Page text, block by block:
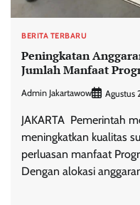
BERITA TERBARU
Peningkatan
Jumlah Manfaat
Admin Jakartawow Agustus
JAKARTA  Pemerintah
meningkatkan kualitas
perluasan manfaat
Dengan alokasi